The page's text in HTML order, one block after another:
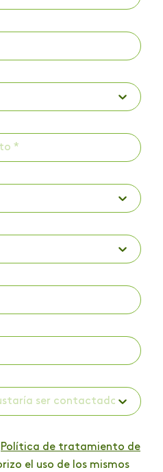
ser contactado? *
Política de tratamiento de
el uso de los mismos